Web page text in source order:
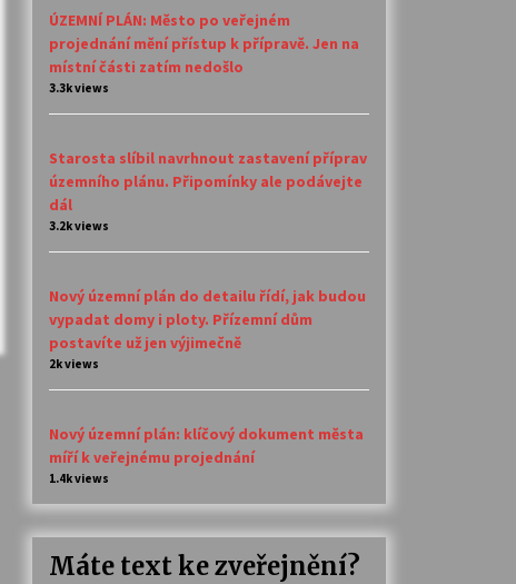
ÚZEMNÍ PLÁN: Město po veřejném
projednání mění přístup k přípravě. Jen na
místní části zatím nedošlo
3.3k views
Starosta slíbil navrhnout zastavení příprav
územního plánu. Připomínky ale podávejte
dál
3.2k views
Nový územní plán do detailu řídí, jak budou
vypadat domy i ploty. Přízemní dům
postavíte už jen výjimečně
2k views
Nový územní plán: klíčový dokument města
míří k veřejnému projednání
1.4k views
Máte text ke zveřejnění?